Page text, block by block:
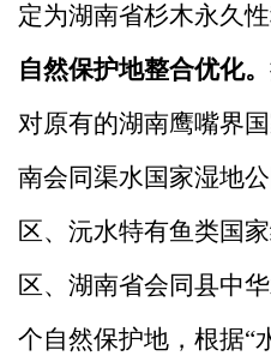
定为湖南省杉木永久性
自然保护地整合优化。
对原有的湖南鹰嘴界
南会同渠水国家湿地
区、沅水特有鱼类国
区、湖南省会同县中
个自然保护地，根据“